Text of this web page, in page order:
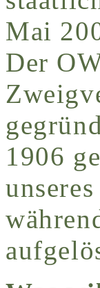
Mai
Der
1906